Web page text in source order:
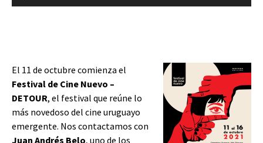
El 11 de octubre comienza el
Festival de Cine Nuevo –
DETOUR, el festival que reúne lo
más novedoso del cine uruguayo
emergente. Nos contactamos con
Juan Andrés Belo, uno de los